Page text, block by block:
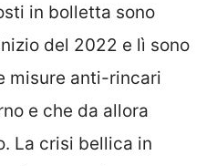
in bolletta sono
del 2022 e lì sono
misure anti-rincari
e che da allora
La crisi bellica in